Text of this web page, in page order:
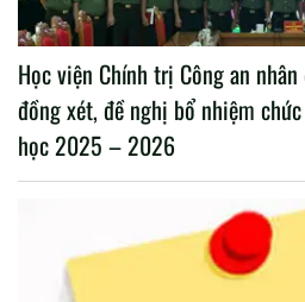
Học viện Chính trị Công an
đồng xét, đề nghị bổ nhiệm
học 2025 – 2026